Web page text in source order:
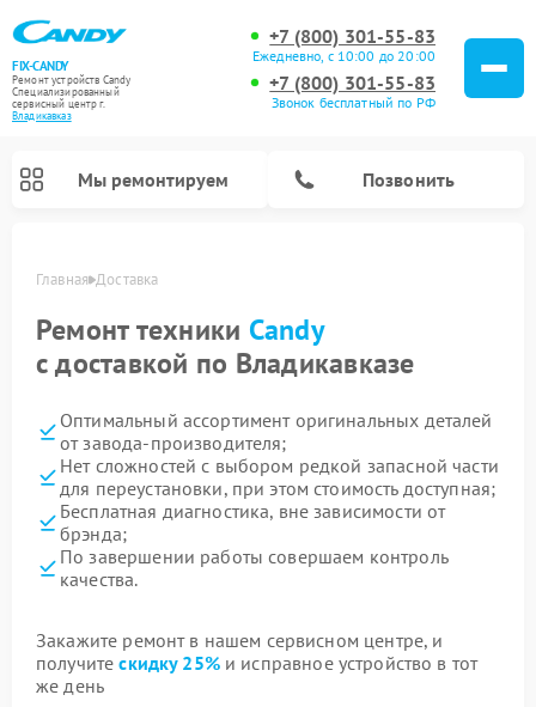
FIX-CANDY
Ремонт устройств Candy
Специализированный
cервисный центр г.
Владикавказ
+7 (800) 301-55-83
Ежедневно, с 10:00 до 20:00
+7 (800) 301-55-83
Звонок бесплатный по РФ
Мы ремонтируем Позвонить
Главная Доставка
Ремонт техники Candy
с доставкой по Владикавказе
Оптимальный ассортимент оригинальных деталей
от завода-производителя;
Нет сложностей с выбором редкой запасной части
для переустановки, при этом стоимость доступная;
Бесплатная диагностика, вне зависимости от
брэнда;
По завершении работы совершаем контроль
качества.
Закажите ремонт в нашем сервисном центре, и
получитескидку 25%и исправное устройство в тот
же день